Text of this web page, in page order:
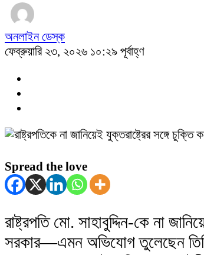
অনলাইন ডেস্ক
ফেব্রুয়ারি ২৩, ২০২৬ ১০:২৯ পূর্বাহ্ণ
Spread the love
রাষ্ট্রপতি মো. সাহাবুদ্দিন-কে না
সরকার—এমন অভিযোগ তুলেছেন